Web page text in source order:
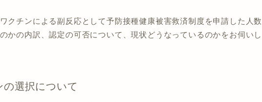
クチンによる副反応として予防接種健康被害救済制度を申請した人数
かの内訳、認定の可否について、現状どうなっているのかをお伺いし
選択について